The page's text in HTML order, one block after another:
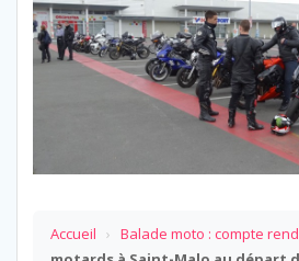
Accueil › Balade moto : compte